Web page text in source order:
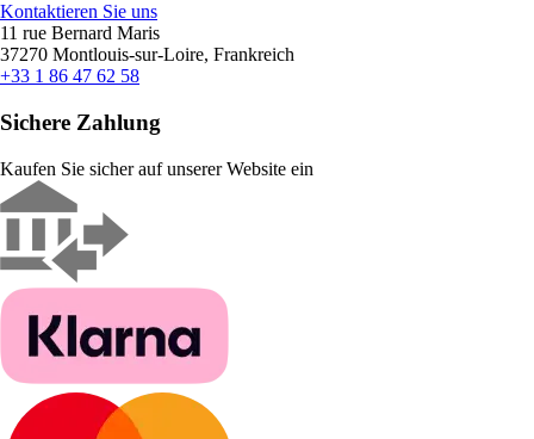
Kontaktieren Sie uns
11 rue Bernard Maris
37270 Montlouis-sur-Loire, Frankreich
+33 1 86 47 62 58
Sichere Zahlung
Kaufen Sie sicher auf unserer Website ein